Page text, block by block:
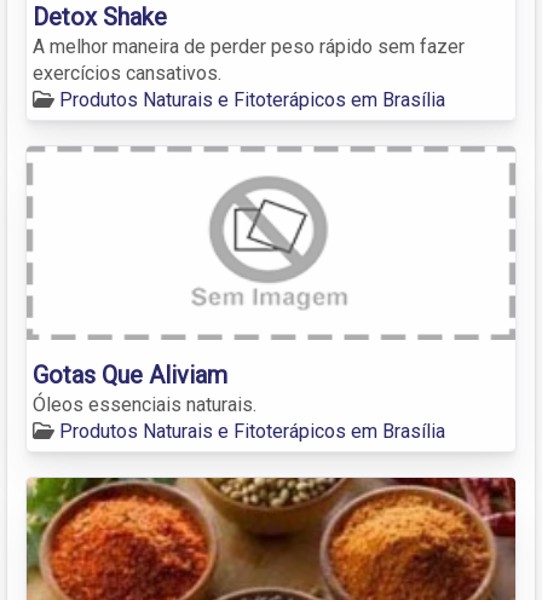
Detox Shake
A melhor maneira de perder peso rápido sem fazer
exercícios cansativos.
Produtos Naturais e Fitoterápicos em Brasília
Gotas Que Aliviam
Óleos essenciais naturais.
Produtos Naturais e Fitoterápicos em Brasília